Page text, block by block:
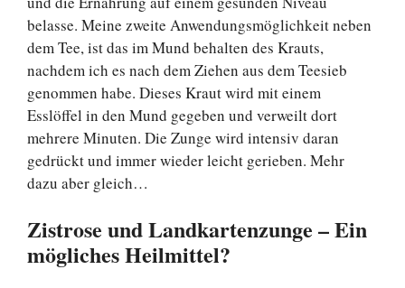
belasse. Meine zweite Anwendungsmöglichkeit neben
dem Tee, ist das im Mund behalten des Krauts,
nachdem ich es nach dem Ziehen aus dem Teesieb
genommen habe. Dieses Kraut wird mit einem
Esslöffel in den Mund gegeben und verweilt dort
mehrere Minuten. Die Zunge wird intensiv daran
gedrückt und immer wieder leicht gerieben. Mehr
dazu aber gleich…
Zistrose und Landkartenzunge – Ein
mögliches Heilmittel?